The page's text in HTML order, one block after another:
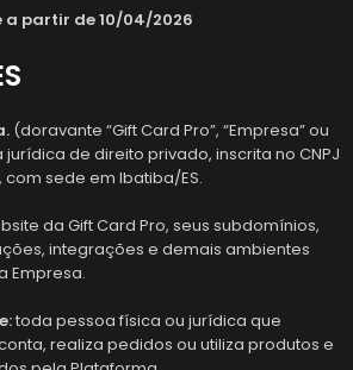
a partir de 10/04/2026
(doravante “Gift Card Pro”, “Empresa” ou
jurídica de direito privado, inscrita no CNPJ
com sede em Ibatiba/ES.
da Gift Card Pro, seus subdomínios,
integrações e demais ambientes
Empresa.
toda pessoa física ou jurídica que
realiza pedidos ou utiliza produtos e